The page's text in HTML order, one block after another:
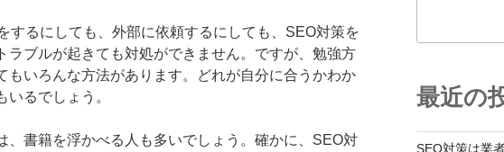
するにしても、外部に依頼するにしても、SEO対策を
ラブルが起きても対処ができません。ですが、勉強方
もいろんな方法があります。どれが自分に合うかわか
いるでしょう。
、書籍を浮かべる人も多いでしょう。確かに、SEO対
最近の
SEO対策は業